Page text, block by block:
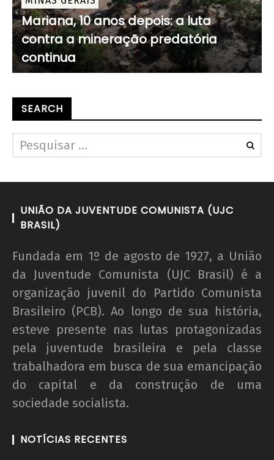
Mariana, 10 anos depois: a luta
contra a mineração predatória
continua
SEARCH
UNIÃO DA JUVENTUDE COMUNISTA (UJC
BRASIL)
Fundada em 1º de agosto de 1927, a União
da Juventude Comunista (UJC Brasil) é a
organização juvenil do Partido Comunista
Brasileiro (PCB). Ao longo de sua história,
esteve presente nas lutas protagonizadas
pela juventude brasileira e pela classe
trabalhadora em busca de sua emancipação
do capital e da construção de uma
sociedade socialista.
NOTÍCIAS RECENTES